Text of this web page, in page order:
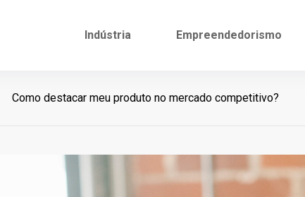
Indústria Empreendedorismo
Como destacar meu produto no mercado competitivo?